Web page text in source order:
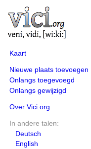
Kaart
Nieuwe plaats toevoegen
Onlangs toegevoegd
Onlangs gewijzigd
Over Vici.org
In andere talen:
Deutsch
English